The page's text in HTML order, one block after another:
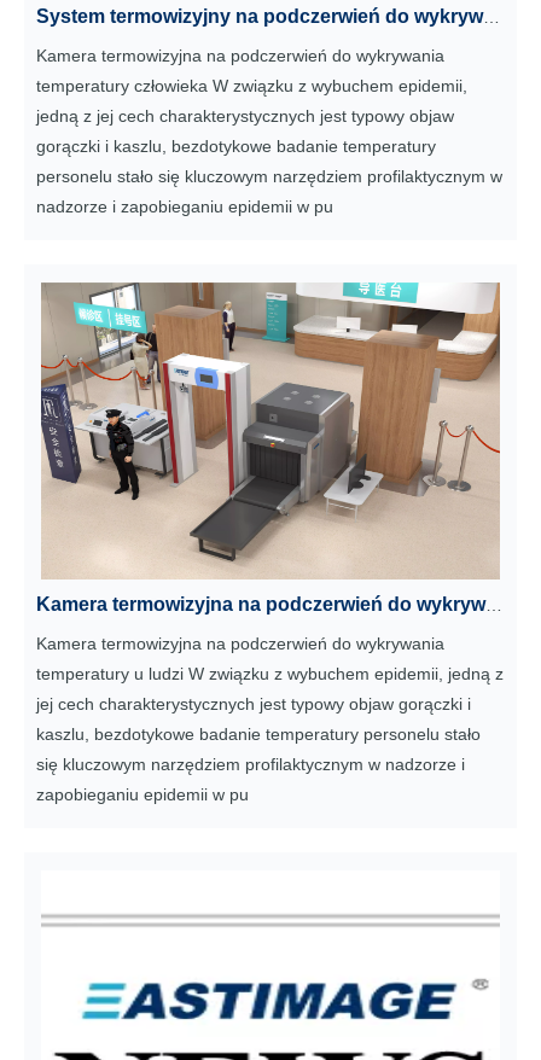
System termowizyjny na podczerwień do wykrywania temperatury człowieka
Kamera termowizyjna na podczerwień do wykrywania
temperatury człowieka W związku z wybuchem epidemii,
jedną z jej cech charakterystycznych jest typowy objaw
gorączki i kaszlu, bezdotykowe badanie temperatury
personelu stało się kluczowym narzędziem profilaktycznym w
nadzorze i zapobieganiu epidemii w pu
Kamera termowizyjna na podczerwień do wykrywania temperatury człowieka
Kamera termowizyjna na podczerwień do wykrywania
temperatury u ludzi W związku z wybuchem epidemii, jedną z
jej cech charakterystycznych jest typowy objaw gorączki i
kaszlu, bezdotykowe badanie temperatury personelu stało
się kluczowym narzędziem profilaktycznym w nadzorze i
zapobieganiu epidemii w pu